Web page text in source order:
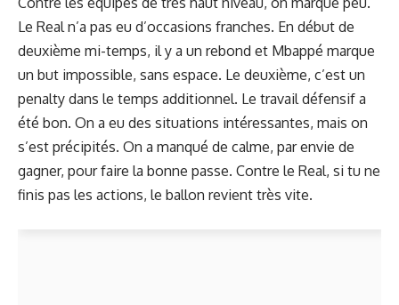
Le Real n’a pas eu d’occasions franches. En début de
deuxième mi-temps, il y a un rebond et Mbappé marque
un but impossible, sans espace. Le deuxième, c’est un
penalty dans le temps additionnel. Le travail défensif a
été bon. On a eu des situations intéressantes, mais on
s’est précipités. On a manqué de calme, par envie de
gagner, pour faire la bonne passe. Contre le Real, si tu ne
finis pas les actions, le ballon revient très vite.